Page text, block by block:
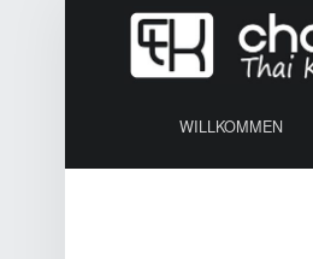
PRIMARY MENU
WILLKOMMEN